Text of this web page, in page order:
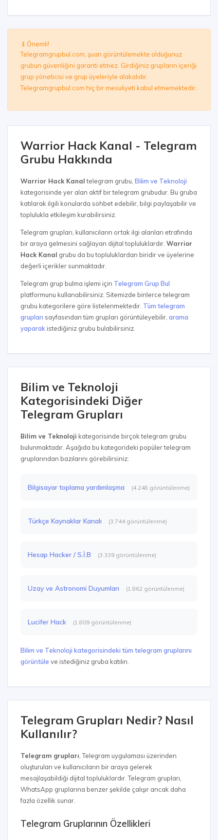
Önemli!
Telegramgrupbul.com, şuan görüntülemekte olduğunuz
grubun güvenliğini garanti etmez. Girdiğiniz grupların içeriği
grup yöneticisi ve grup üyeleriyle alakalıdır.
Telegramgrupbul.com hiç bir mesuliyeti kabul etmemektedir.
Warrior Hack Kanal - Telegram
Grubu Hakkında
Warrior Hack Kanaltelegram grubu, Bilim ve Teknoloji
kategorisinde yer alan aktif bir telegram grubudur. Bu gruba
katılarak ilgili konularda sohbet edebilir, bilgi paylaşabilir ve
toplulukla etkileşim kurabilirsiniz.
Telegram grupları, kullanıcıların ortak ilgi alanları etrafında
bir araya gelmesini sağlayan dijital topluluklardır. Warrior
Hack Kanal grubu da bu topluluklardan biridir ve üyelerine
değerli içerikler sunmaktadır.
Telegram grup bulma işlemi için Telegram Grup Bul
platformunu kullanabilirsiniz. Sitemizde binlerce telegram
grubu kategorilere göre listelenmektedir. Tüm telegram
grupları sayfasından tüm grupları görüntüleyebilir, arama
yaparak istediğiniz grubu bulabilirsiniz.
Bilim ve Teknoloji
Kategorisindeki Diğer
Telegram Grupları
Bilim ve Teknoloji kategorisinde birçok telegram grubu
bulunmaktadır. Aşağıda bu kategorideki popüler telegram
gruplarından bazılarını görebilirsiniz:
Bilgisayar toplama yardımlaşma (4.248 görüntülenme)
Türkçe Kaynaklar Kanalı (3.744 görüntülenme)
Hesap Hacker / S.İ.B (3.339 görüntülenme)
Uzay ve Astronomi Duyumları (1.862 görüntülenme)
Lucifer Hack (1.809 görüntülenme)
Bilim ve Teknoloji kategorisindeki tüm telegram gruplarını
görüntüle ve istediğiniz gruba katılın.
Telegram Grupları Nedir? Nasıl
Kullanılır?
Telegram grupları , Telegram uygulaması üzerinden
oluşturulan ve kullanıcıların bir araya gelerek
mesajlaşabildiği dijital topluluklardır. Telegram grupları,
WhatsApp gruplarına benzer şekilde çalışır ancak daha
fazla özellik sunar.
Telegram Gruplarının Özellikleri